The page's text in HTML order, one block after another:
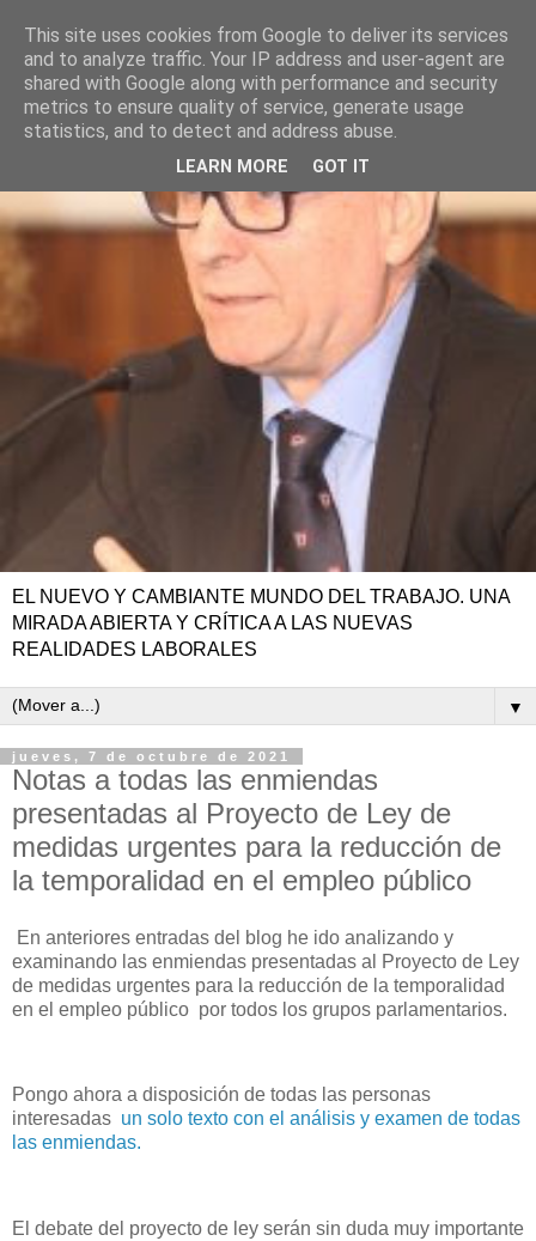
EL NUEVO Y CAMBIANTE MUNDO DEL TRABAJO. UNA
MIRADA ABIERTA Y CRÍTICA A LAS NUEVAS
REALIDADES LABORALES
▼
jueves, 7 de octubre de 2021
Notas a todas las enmiendas
presentadas al Proyecto de Ley de
medidas urgentes para la reducción de
la temporalidad en el empleo público
En anteriores entradas del blog he ido analizando y
examinando las enmiendas presentadas al Proyecto de Ley
de medidas urgentes para la reducción de la temporalidad
en el empleo público por todos los grupos parlamentarios.
Pongo ahora a disposición de todas las personas
interesadas un solo texto con el análisis y examen de todas
las enmiendas.
El debate del proyecto de ley serán sin duda muy importante
This site uses cookies from Google to deliver its services
and to analyze traffic. Your IP address and user-agent are
shared with Google along with performance and security
metrics to ensure quality of service, generate usage
statistics, and to detect and address abuse.
LEARN MORE GOT IT